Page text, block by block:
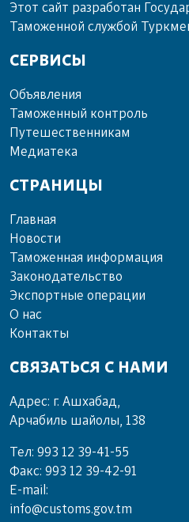
Этот сайт разработан
Таможенной службой
СЕРВИСЫ
Объ­яв­ле­ния
Та­мо­жен­ный кон­троль
Пу­те­шест­вен­ни­кам
Ме­диа­те­ка
СТРАНИЦЫ
Главная
Новости
Таможенная информация
Законодательство
Экспортные операции
О нас
Контакты
СВЯЗАТЬСЯ С НАМИ
Адрес: г. Ашхабад,
Арчабиль шайолы, 138
Тел: 993 12 39-41-55
Факс: 993 12 39-42-91
E-mail:
info@customs.gov.tm